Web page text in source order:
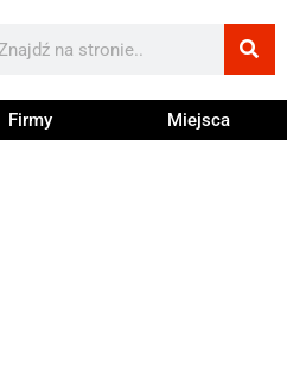
Firmy Miejsca